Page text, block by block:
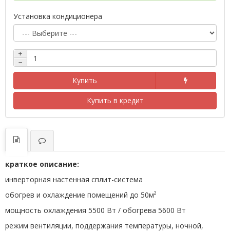
Установка кондиционера
+
−
Купить
Купить в кредит
краткое описание:
инверторная настенная сплит-система
обогрев и охлаждение помещений до 50м²
мощность охлаждения 5500 Вт / обогрева 5600 Вт
режим вентиляции, поддержания температуры, ночной,